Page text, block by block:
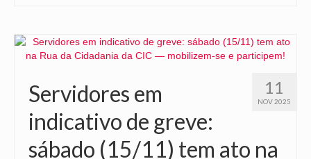
11
NOV 2025
Servidores em
indicativo de greve:
sábado (15/11) tem ato na